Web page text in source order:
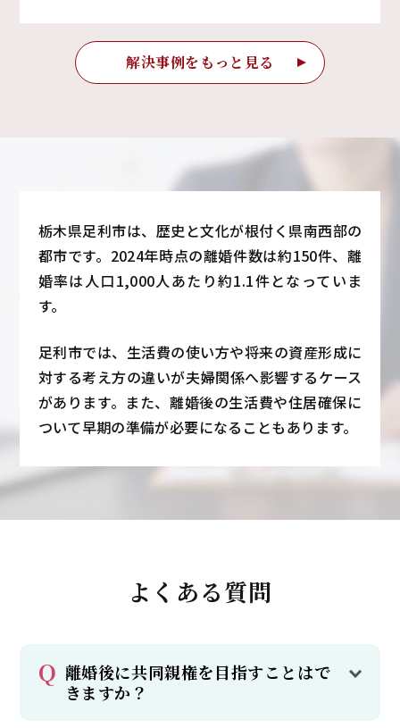
解決事例をもっと見る
栃木県足利市は、歴史と文化が根付く県南西部の
都市です。2024年時点の離婚件数は約150件、離
婚率は人口1,000人あたり約1.1件となっていま
す。
足利市では、生活費の使い方や将来の資産形成に
対する考え方の違いが夫婦関係へ影響するケース
があります。また、離婚後の生活費や住居確保に
ついて早期の準備が必要になることもあります。
よくある質問
離婚後に共同親権を目指すことはで
きますか？